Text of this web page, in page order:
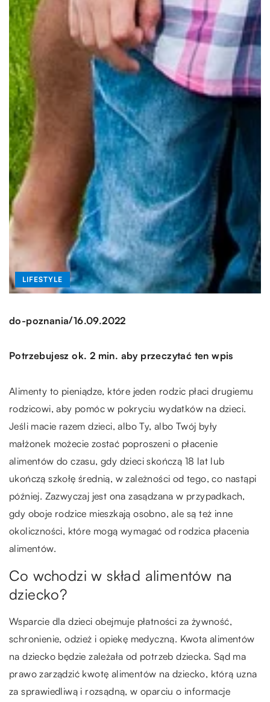
LIFESTYLE
do-poznania/16.09.2022
Potrzebujesz ok. 2 min. aby przeczytać ten wpis
Alimenty to pieniądze, które jeden rodzic płaci drugiemu
rodzicowi, aby pomóc w pokryciu wydatków na dzieci.
Jeśli macie razem dzieci, albo Ty, albo Twój były
małżonek możecie zostać poproszeni o płacenie
alimentów do czasu, gdy dzieci skończą 18 lat lub
ukończą szkołę średnią, w zależności od tego, co nastąpi
później. Zazwyczaj jest ona zasądzana w przypadkach,
gdy oboje rodzice mieszkają osobno, ale są też inne
okoliczności, które mogą wymagać od rodzica płacenia
alimentów.
Co wchodzi w skład alimentów na
dziecko?
Wsparcie dla dzieci obejmuje płatności za żywność,
schronienie, odzież i opiekę medyczną. Kwota alimentów
na dziecko będzie zależała od potrzeb dziecka. Sąd ma
prawo zarządzić kwotę alimentów na dziecko, którą uzna
za sprawiedliwą i rozsądną, w oparciu o informacje